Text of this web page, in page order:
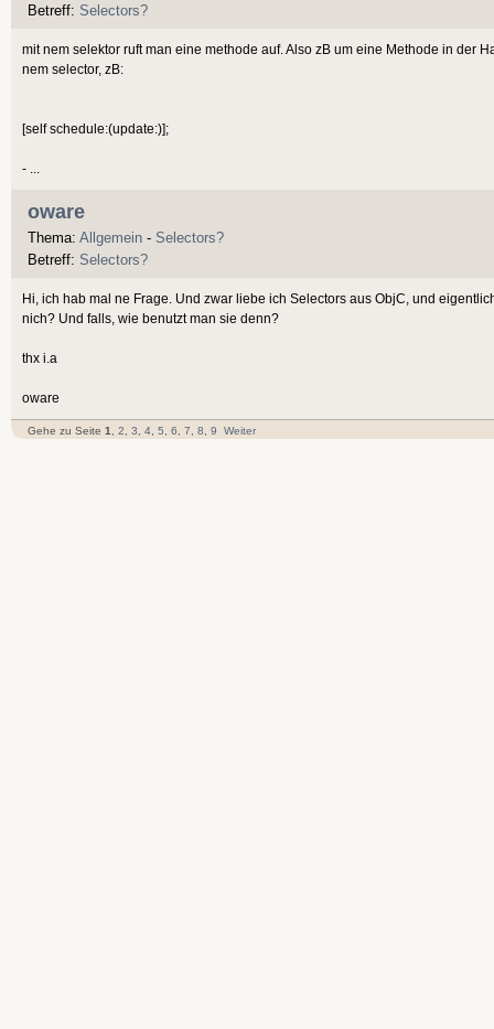
Betreff: Selectors?
mit nem selektor ruft man eine methode auf. Also zB um eine Methode in der
nem selector, zB:
[self schedule:(update:)];
- ...
oware
Thema: Allgemein - Selectors?
Betreff: Selectors?
Hi, ich hab mal ne Frage. Und zwar liebe ich Selectors aus ObjC, und
nich? Und falls, wie benutzt man sie denn?
thx i.a
oware
Gehe zu Seite 1 2 3 4, 5 6 7 8 9 Weiter